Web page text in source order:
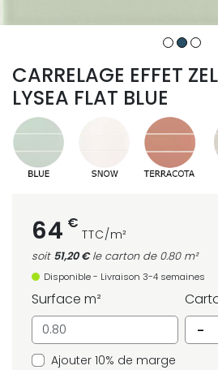
CARRELAGE EFFET
LYSEA FLAT BLUE
64 €
TTC/m²
soit 51,20 €le carton de 0.80 m²
Disponible - Livraison 3-4 semaines
Surface m²
-
Ajouter 10% de marge